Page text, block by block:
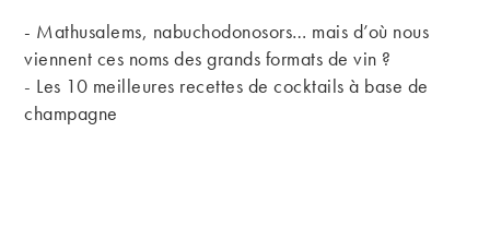
- Mathusalems, nabuchodonosors… mais d’où nous
viennent ces noms des grands formats de vin ?
- Les 10 meilleures recettes de cocktails à base de
champagne